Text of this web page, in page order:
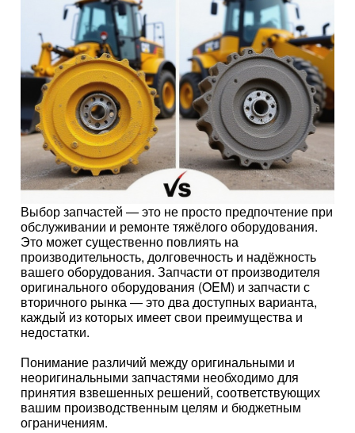
Выбор запчастей — это не просто предпочтение при
обслуживании и ремонте тяжёлого оборудования.
Это может существенно повлиять на
производительность, долговечность и надёжность
вашего оборудования. Запчасти от производителя
оригинального оборудования (OEM) и запчасти с
вторичного рынка — это два доступных варианта,
каждый из которых имеет свои преимущества и
недостатки.
Понимание различий между оригинальными и
неоригинальными запчастями необходимо для
принятия взвешенных решений, соответствующих
вашим производственным целям и бюджетным
ограничениям.